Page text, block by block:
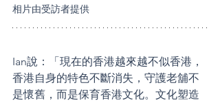
相片由受訪者提供
Ian說：「現在的香港越來越不似香港，
香港自身的特色不斷消失，守護老舖不
是懷舊，而是保育香港文化。文化塑造